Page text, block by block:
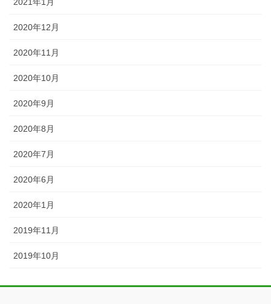
2020年12月
2020年11月
2020年10月
2020年9月
2020年8月
2020年7月
2020年6月
2020年1月
2019年11月
2019年10月